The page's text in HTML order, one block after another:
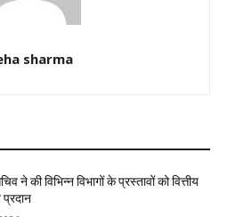
sharma
ने की विभिन्न विभागों के प्रस्तावों को वित्तीय